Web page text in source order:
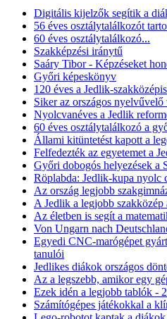
Digitális kijelzők segítik a
56 éves osztálytalálkozót
60 éves osztálytalálkozó...
Szakképzési iránytű
Saáry Tibor - Képzéseket
Győri képeskönyv
120 éves a Jedlik-
Siker az országos nyelvűvelő
Nyolcvanéves a Jedlik
60 éves osztálytalálkozó a
Állami kitüntetést kapott a
Felfedezték az egyetemet a
Győri dobogós helyezések a
Röplabda: Jedlik-kupa nyolc
Az ország legjobb
A Jedlik a legjobb szakközép
Az életben is segít a
Von Ungarn nach
Egyedi CNC-marógépet
tanulói
Jedlikes diákok országos
Az a legszebb, amikor egy
Ezek idén a legjobb tablók -
Számítógépes játékokkal a